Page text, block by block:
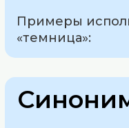
Примеры
«темница»: